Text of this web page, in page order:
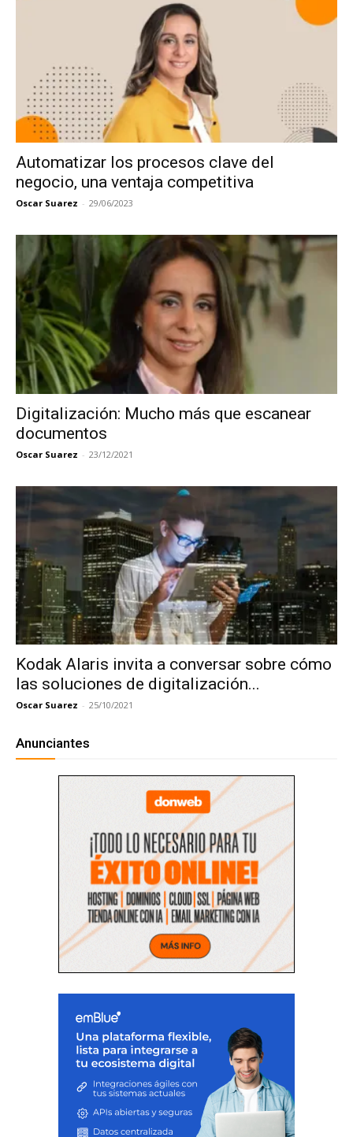
Automatizar los procesos clave del
negocio, una ventaja competitiva
Oscar Suarez - 29/06/2023
Digitalización: Mucho más que escanear
documentos
Oscar Suarez - 23/12/2021
Kodak Alaris invita a conversar sobre cómo
las soluciones de digitalización...
Oscar Suarez - 25/10/2021
Anunciantes